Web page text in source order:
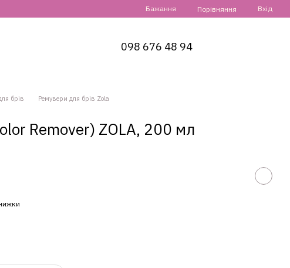
Бажання Порівняння Вхід
098 676 48 94
брів
Ремувери для брів Zola
Remover) ZOLA, 200 мл